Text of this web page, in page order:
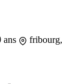
ans
fribourg,